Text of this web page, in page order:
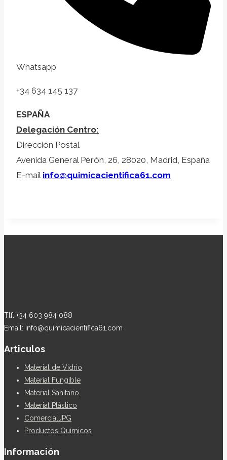
Whatsapp
+34 634 145 137
ESPAÑA
Delegación Centro:
Dirección Postal
Avenida General Perón, 26, 28020, Madrid, España
E-mail info@quimicacientifica61.com
Tlf: +34 603 984 088
Email: info@quimicacientifica61.com
Articulos
Material de Vidrio
Material Fungible
Material Sanitario
Material Plástico
ComercialJPG
Productos Químicos
Información